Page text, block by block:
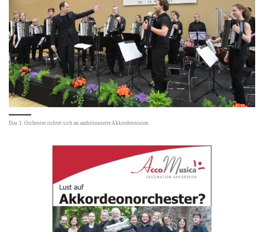
Das 1. Orchester richtet sich an ambitionierte Akkordeonisten